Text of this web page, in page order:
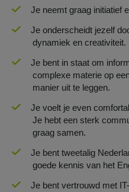
Je neemt graag initiatief
Je onderscheidt jezelf
dynamiek en creativiteit.
Je bent in staat om
complexe materie op
manier uit te leggen.
Je voelt je even
Je hebt een sterk
graag samen.
Je bent tweetalig
goede kennis van het
Je bent vertrouwd met